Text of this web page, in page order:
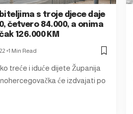
s troje djece daje
četvero 84.000, a onima
126.000 KM
1 Min Read
treće i iduće dijete Županija
će izdvajati po